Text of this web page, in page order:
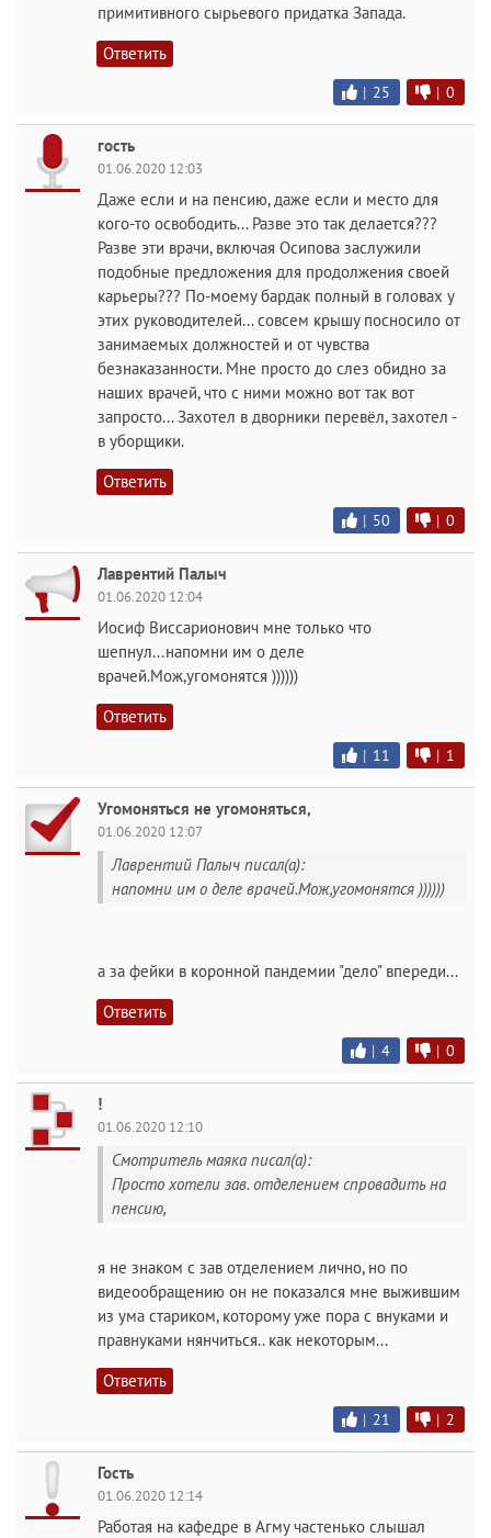
примитивного сырьевого придатка Запада.
Ответить
| 25 | 0
гость
01.06.2020 12:03
Даже если и на пенсию, даже если и место для
кого-то освободить... Разве это так делается???
Разве эти врачи, включая Осипова заслужили
подобные предложения для продолжения своей
карьеры??? По-моему бардак полный в головах у
этих руководителей... совсем крышу посносило от
занимаемых должностей и от чувства
безнаказанности. Мне просто до слез обидно за
наших врачей, что с ними можно вот так вот
запросто... Захотел в дворники перевёл, захотел -
в уборщики.
Ответить
| 50 | 0
Лаврентий Палыч
01.06.2020 12:04
Иосиф Виссарионович мне только что
шепнул...напомни им о деле
врачей.Мож,угомонятся ))))))
Ответить
| 11 | 1
Угомоняться не угомоняться,
01.06.2020 12:07
Лаврентий Палыч писал(а):
напомни им о деле врачей.Мож,угомонятся ))))))
а за фейки в коронной пандемии "дело" впереди...
Ответить
| 4 | 0
!
01.06.2020 12:10
Смотритель маяка писал(а):
Просто хотели зав. отделением спровадить на
пенсию,
я не знаком с зав отделением лично, но по
видеообращению он не показался мне выжившим
из ума стариком, которому уже пора с внуками и
правнуками нянчиться.. как некоторым...
Ответить
| 21 | 2
Гость
01.06.2020 12:14
Работая на кафедре в Агму частенько слышал